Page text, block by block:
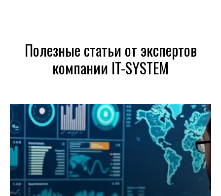
Полезные статьи от экспертов
компании IT-SYSTEM